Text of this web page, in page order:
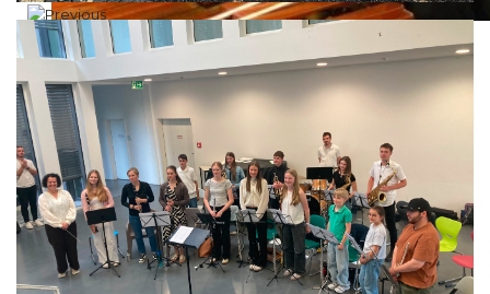
Die Geschichte der Blasmusik hat in der Südpfalz eine große
Jahrhundert zurück. 1981 gegründet, können wir mittlerweile
zurückblicken. Wir haben 36 Mitgliedsvereine aus dem
Kreisen Südliche Weinstraße sowie dem Rhein-Pfalz-Kreis
38% unter 18 Jahren sind.